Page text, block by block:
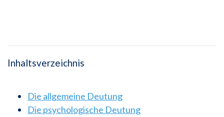
Inhaltsverzeichnis
Die allgemeine Deutung
Die psychologische Deutung